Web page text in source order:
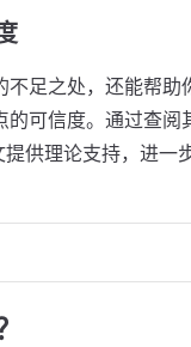
不足之处，还能帮助
的可信度。通过查阅
供理论支持，进一